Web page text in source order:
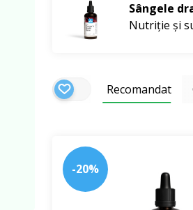
Sângele
Nutriție și
Recomandat
-20%